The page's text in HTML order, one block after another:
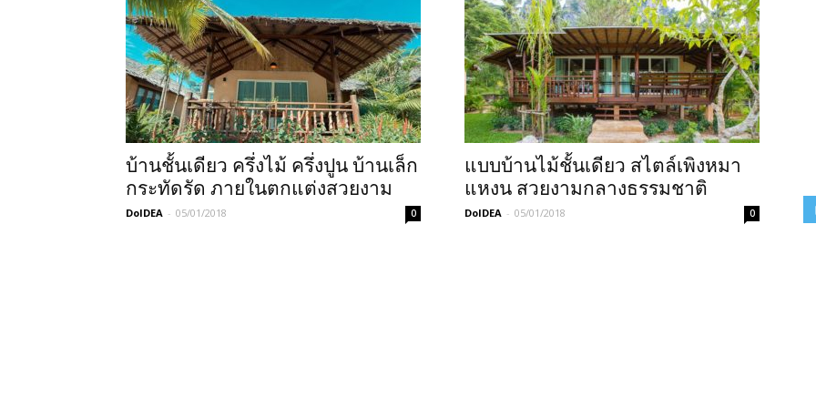
บ้านชั้นเดียว ครึ่งไม้ ครึ่งปูน บ้านเล็ก
กระทัดรัด ภายในตกแต่งสวยงาม
DoIDEA - 05/01/2018 0
แบบบ้านไม้ชั้นเดียว สไตล์เพิงหมา
แหงน สวยงามกลางธรรมชาติ
DoIDEA - 05/01/2018 0